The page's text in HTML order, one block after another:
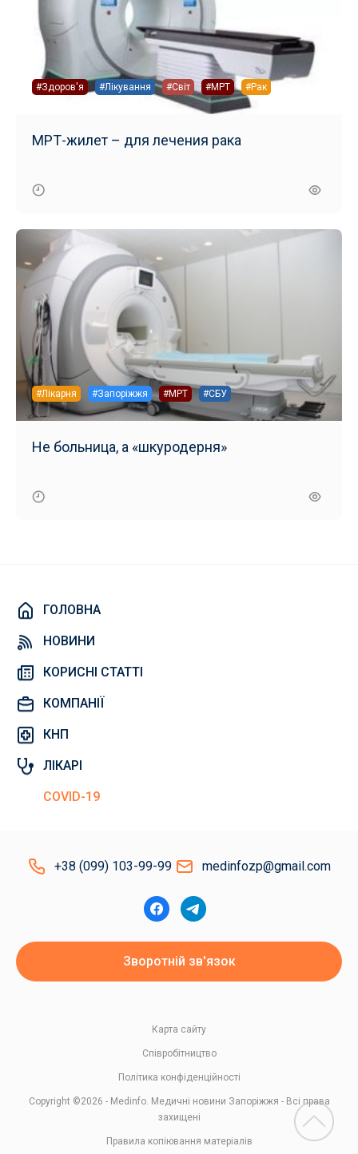
#Здоров'я #Лікування #Світ #МРТ #Рак
МРТ-жилет – для лечения рака
#Лікарня #Запоріжжя #МРТ #СБУ
Не больница, а «шкуродерня»
ГОЛОВНА
НОВИНИ
КОРИСНІ СТАТТІ
КОМПАНІЇ
КНП
ЛІКАРІ
COVID-19
+38 (099) 103-99-99 medinfozp@gmail.com
Зворотній зв'язок
Copyright ©2026 - Medinfo. Медичні новини Запоріжжя - Всі права
захищені
Правила копіювання матеріалів
Політика конфіденційності
Співробітництво
Карта сайту